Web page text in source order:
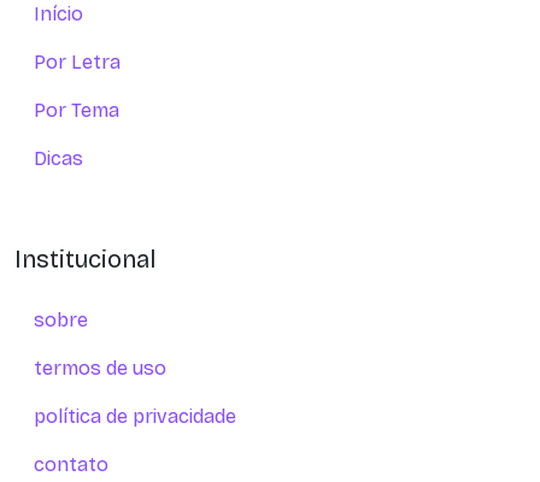
Início
Por Letra
Por Tema
Dicas
Institucional
sobre
termos de uso
política de privacidade
contato